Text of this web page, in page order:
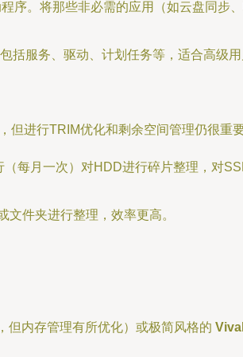
序。将那些非必需的应用（如云盘同步
括服务、驱动、计划任务等，适合高级
进行TRIM优化和剩余空间管理仍很重要
（每月一次）对HDD进行碎片整理，对
件夹进行整理，效率更高。
但内存管理有所优化）或极简风格的